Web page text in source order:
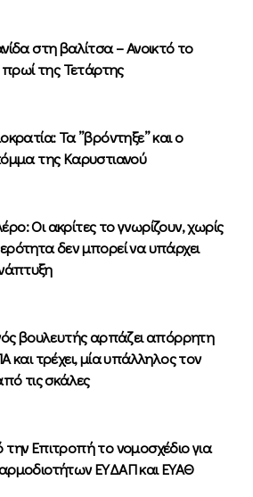
στη βαλίτσα – Ανοικτό το
πρωί της Τετάρτης
Τα ”βρόντηξε” και ο
της Καρυστιανού
Οι ακρίτες το γνωρίζουν, χωρίς
δεν μπορεί να υπάρχει
βουλευτής αρπάζει απόρρητη
και τρέχει, μία υπάλληλος τον
τις σκάλες
Επιτροπή το νομοσχέδιο για
ΕΥΔΑΠ και ΕΥΑΘ